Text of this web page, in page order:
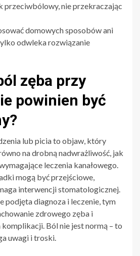
przeciwbólowy, nie przekraczając
domowych sposobów ani
odwleka rozwiązanie
zęba przy
powinien być
lub picia to objaw, który
na drobną nadwrażliwość, jak
leczenia kanałowego.
mogą być przejściowe,
interwencji stomatologicznej.
podjęta diagnoza i leczenie, tym
zdrowego zęba i
Ból nie jest normą – to
uwagi i troski.